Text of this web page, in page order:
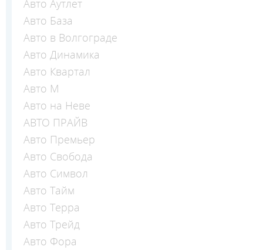
Авто Аутлет
Авто База
Авто в Волгограде
Авто Динамика
Авто Квартал
Авто М
Авто на Неве
АВТО ПРАЙВ
Авто Премьер
Авто Свобода
Авто Символ
Авто Тайм
Авто Терра
Авто Трейд
Авто Фора